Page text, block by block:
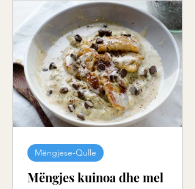
Mëngjes kuinoa dhe mel
Mëngjese-Qulle